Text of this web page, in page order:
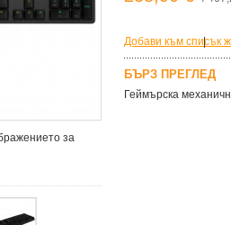
за
Добави към списък
|
БЪРЗ ПРЕГЛЕД
Геймърска